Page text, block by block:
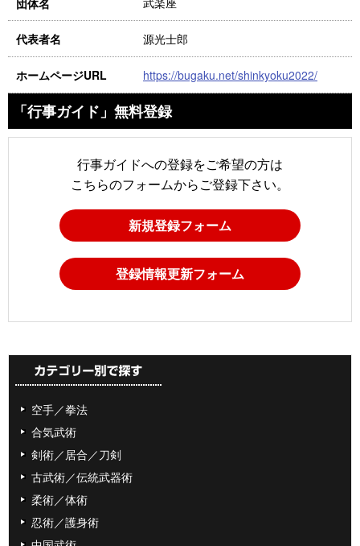
代表者名 源光士郎
ホームページURL https://bugaku.net/shinkyoku2022/
「行事ガイド」無料登録
行事ガイドへの登録をご希望の方は
こちらのフォームからご登録下さい。
新規登録フォーム
登録情報更新フォーム
空手／拳法
合気武術
剣術／居合／刀剣
古武術／伝統武器術
柔術／体術
忍術／護身術